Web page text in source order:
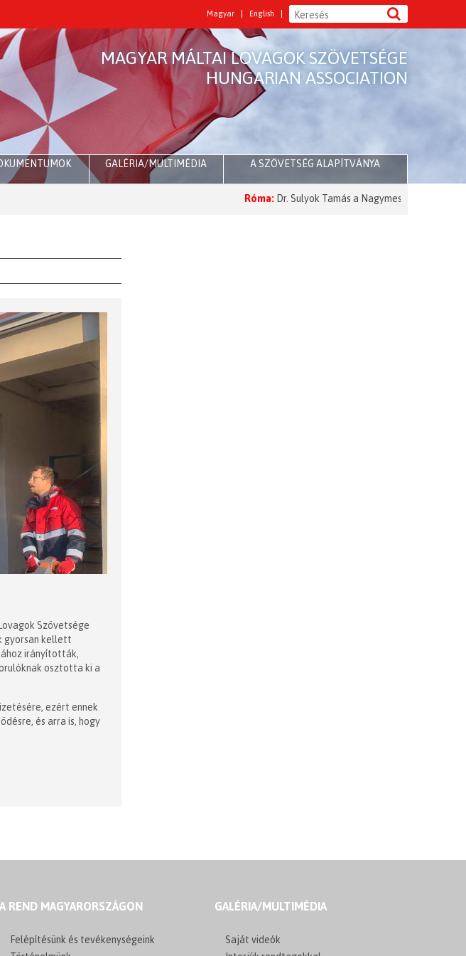
Magyar English
MAGYAR MÁLTAI LOVAGOK SZÖVETSÉGE
HUNGARIAN ASSOCIATION
GALÉRIA/MULTIMÉDIA A SZÖVETSÉG ALAPÍTVÁNYA
Dr. Sulyok Tamás a Nagymesternél
Szövetsége
gyorsan kellett
irányították,
osztotta ki a
ezért ennek
és arra is, hogy
A REND MAGYARORSZÁGON
Felépítésünk és tevékenységeink
GALÉRIA/MULTIMÉDIA
Saját videók